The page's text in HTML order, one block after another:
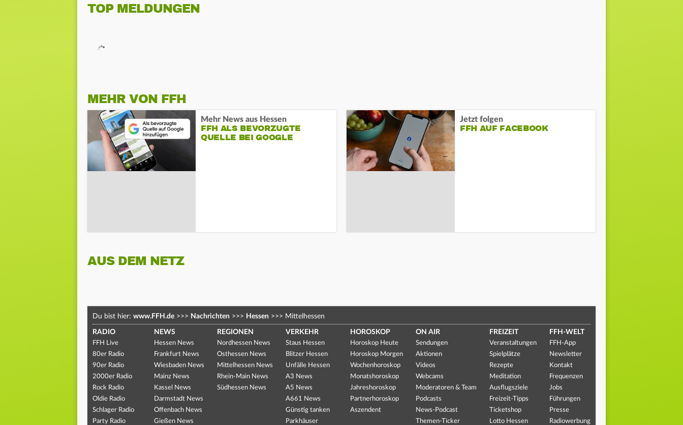
TOP MELDUNGEN
MEHR VON FFH
Mehr News aus Hessen
FFH ALS BEVORZUGTE
QUELLE BEI GOOGLE
Jetzt folgen
FFH AUF FACEBOOK
AUS DEM NETZ
Du bist hier: www.FFH.de >>> Nachrichten >>> Hessen >>> Mittelhessen
RADIO
FFH Live
80er Radio
90er Radio
2000er Radio
Rock Radio
Oldie Radio
Schlager Radio
Party Radio
NEWS
Hessen News
Frankfurt News
Wiesbaden News
Mainz News
Kassel News
Darmstadt News
Offenbach News
Gießen News
REGIONEN
Nordhessen News
Osthessen News
Mittelhessen News
Rhein-Main News
Südhessen News
VERKEHR
Staus Hessen
Blitzer Hessen
Unfälle Hessen
A3 News
A5 News
A661 News
Günstig tanken
Parkhäuser
HOROSKOP
Horoskop Heute
Horoskop Morgen
Wochenhoroskop
Monatshoroskop
Jahreshoroskop
Partnerhoroskop
Aszendent
ON AIR
Sendungen
Aktionen
Videos
Webcams
Moderatoren & Team
Podcasts
News-Podcast
Themen-Ticker
FREIZEIT
Veranstaltungen
Spielplätze
Rezepte
Meditation
Ausflugsziele
Freizeit-Tipps
Ticketshop
Lotto Hessen
FFH-WELT
FFH-App
Newsletter
Kontakt
Frequenzen
Jobs
Führungen
Presse
Radiowerbung